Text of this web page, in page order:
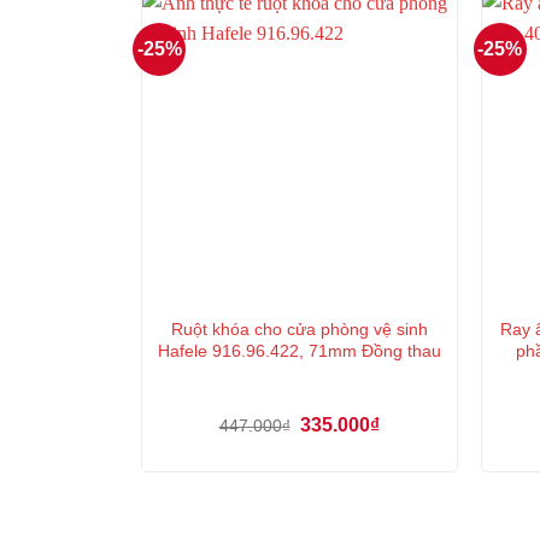
-25%
Ruột khóa cho cửa phòng vệ sinh
Hafele 916.96.422, 71mm Đồng thau
447.000₫ Giá
335.000₫Giá
-25%
Ray